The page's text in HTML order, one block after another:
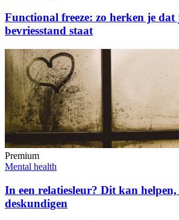
Functional freeze: zo herken je dat
bevriesstand staat
Premium
Mental health
In een relatiesleur? Dit kan helpen,
deskundigen